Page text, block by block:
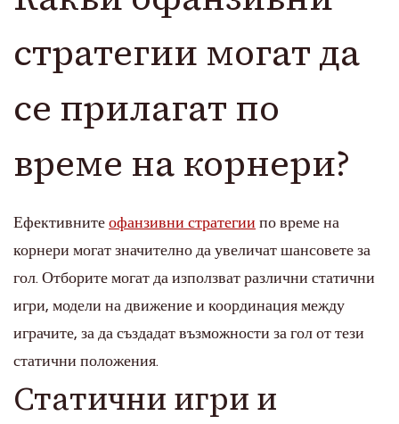
стратегии могат да
се прилагат по
време на корнери?
Ефективните офанзивни стратегии по време на
корнери могат значително да увеличат шансовете за
гол. Отборите могат да използват различни статични
игри, модели на движение и координация между
играчите, за да създадат възможности за гол от тези
статични положения.
Статични игри и